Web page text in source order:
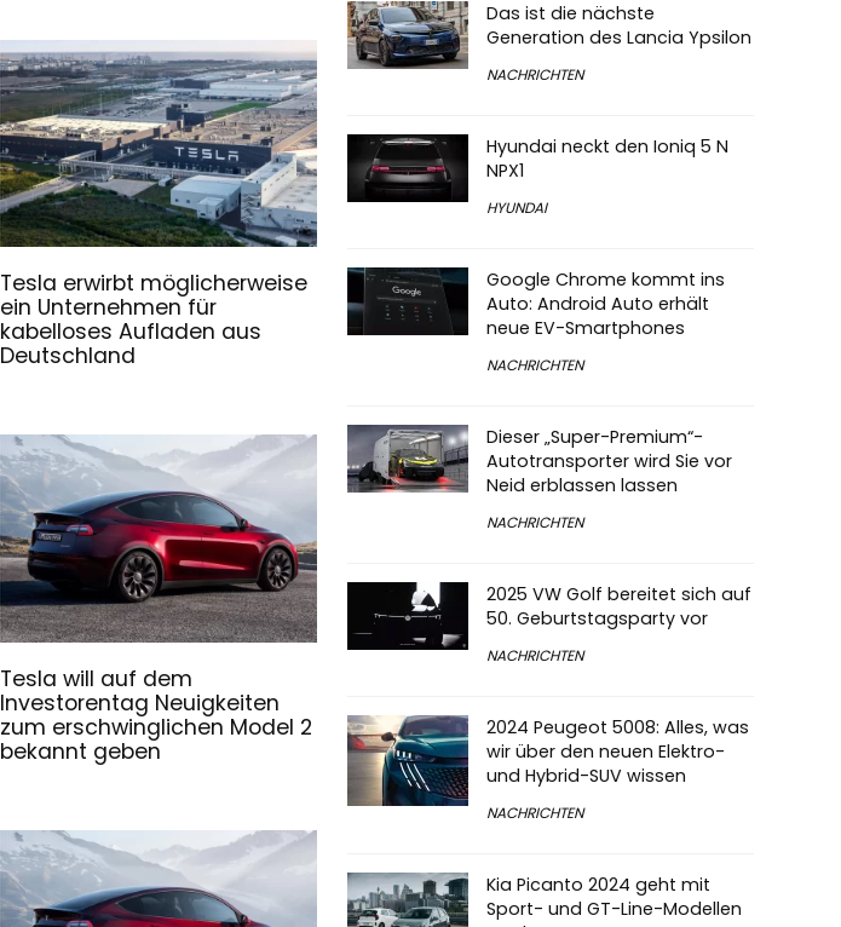
Tesla erwirbt möglicherweise
ein Unternehmen für
kabelloses Aufladen aus
Deutschland
Tesla will auf dem
Investorentag Neuigkeiten
zum erschwinglichen Model 2
bekannt geben
Das ist die nächste
Generation des Lancia Ypsilon
NACHRICHTEN
Hyundai neckt den Ioniq 5 N
NPX1
HYUNDAI
Google Chrome kommt ins
Auto: Android Auto erhält
neue EV-Smartphones
NACHRICHTEN
Dieser „Super-Premium“-
Autotransporter wird Sie vor
Neid erblassen lassen
NACHRICHTEN
2025 VW Golf bereitet sich auf
50. Geburtstagsparty vor
NACHRICHTEN
2024 Peugeot 5008: Alles, was
wir über den neuen Elektro-
und Hybrid-SUV wissen
NACHRICHTEN
Kia Picanto 2024 geht mit
Sport- und GT-Line-Modellen